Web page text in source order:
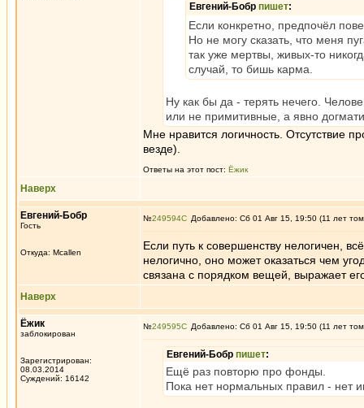
Евгений-Бобр пишет:
Если конкретно, предпочёл
Но не могу сказать, что меня
так уже мертвы, живых-то
случай, то бишь карма.
Ну как бы да - терять нечего.
или не примитивные, а явно
Мне нравится логичность. Отсутствие
везде).
Ответы на этот пост: Ёжик
Наверх
Евгений-Бобр
Гость
Откуда: Mcallen
№249594 Добавлено: Сб 01 Авг 15, 19:50 (11 лет
Если путь к совершенству нелогичен,
нелогично, оно может оказаться чем
связана с порядком вещей, выражает
Наверх
Ёжик
заблокирован
Зарегистрирован:
08.03.2014
Суждений: 16142
№249595 Добавлено: Сб 01 Авг 15, 19:50 (11 лет
Евгений-Бобр пишет:
Ещё раз повторю про фонды.
Пока нет нормальных правил - нет